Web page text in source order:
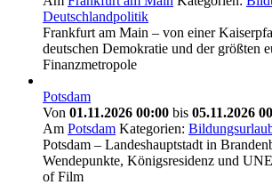
Deutschlandpolitik
Frankfurt am Main – von einer
deutschen Demokratie und der größten
Finanzmetropole
Potsdam
Von 01.11.2026 00:00 bis 05.11.2026
Am Potsdam Kategorien:
Potsdam – Landeshauptstadt in
Wendepunkte, Königsresidenz und
of Film